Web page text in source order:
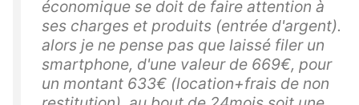
économique se doit de faire attention à
ses charges et produits (entrée d'argent).
alors je ne pense pas que laissé filer un
smartphone, d'une valeur de 669€, pour
un montant 633€ (location+frais de non